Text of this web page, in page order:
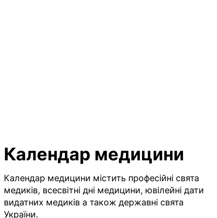
Календар медицини
Календар медицини містить професійні свята
медиків, всесвітні дні медицини, ювілейні дати
видатних медиків а також державні свята
України.